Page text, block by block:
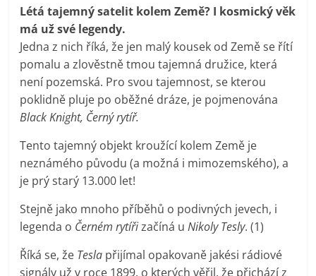
Létá tajemný satelit kolem Země? I kosmický věk
má už své legendy.
Jedna z nich říká, že jen malý kousek od Země se řítí
pomalu a zlověstně tmou tajemná družice, která
není pozemská. Pro svou tajemnost, se kterou
poklidně pluje po oběžné dráze, je pojmenována
Black Knight, Černý rytíř.
Tento tajemný objekt kroužící kolem Země je
neznámého původu (a možná i mimozemského), a
je prý starý 13.000 let!
Stejně jako mnoho příběhů o podivných jevech, i
legenda o Černém rytířizačíná u Nikoly Tesly. (1)
Říká se, že Tesla přijímal opakovaně jakési rádiové
signály už v roce 1899, o kterých věřil, že přichází z